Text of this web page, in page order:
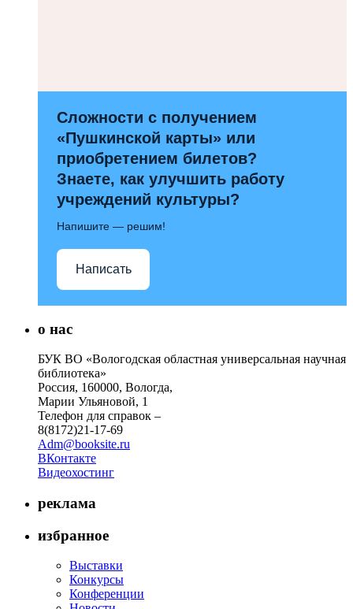
Сложности с получением
«Пушкинской карты» или
приобретением билетов?
Знаете, как улучшить работу
учреждений культуры?
Напишите — решим!
Написать
о нас
БУК ВО «Вологодская областная универсальная научная
библиотека»
Россия, 160000, Вологда,
Марии Ульяновой, 1
Телефон для справок –
8(8172)21-17-69
Adm@booksite.ru
ВКонтакте
Видеохостинг
реклама
избранное
Выставки
Конкурсы
Конференции